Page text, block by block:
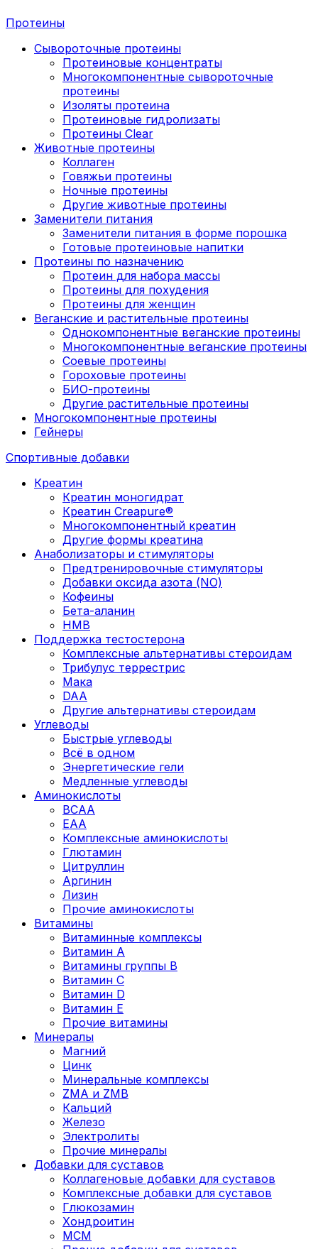
Протеины
Сывороточные протеины
Протеиновые концентраты
Многокомпонентные сывороточные
протеины
Изоляты протеина
Протеиновые гидролизаты
Протеины Clear
Животные протеины
Коллаген
Говяжьи протеины
Ночные протеины
Другие животные протеины
Заменители питания
Заменители питания в форме порошка
Готовые протеиновые напитки
Протеины по назначению
Протеин для набора массы
Протеины для похудения
Протеины для женщин
Веганские и растительные протеины
Однокомпонентные веганские протеины
Многокомпонентные веганские протеины
Соевые протеины
Гороховые протеины
БИО-протеины
Другие растительные протеины
Многокомпонентные протеины
Гейнеры
Спортивные добавки
Креатин
Креатин моногидрат
Креатин Creapure®
Многокомпонентный креатин
Другие формы креатина
Анаболизаторы и стимуляторы
Предтренировочные стимуляторы
Добавки оксида азота (NO)
Кофеины
Бета-аланин
HMB
Поддержка тестостерона
Комплексные альтернативы стероидам
Трибулус террестрис
Мака
DAA
Другие альтернативы стероидам
Углеводы
Быстрые углеводы
Всё в одном
Энергетические гели
Медленные углеводы
Аминокислоты
BCAA
EAA
Комплексные аминокислоты
Глютамин
Цитруллин
Аргинин
Лизин
Прочие аминокислоты
Витамины
Витаминные комплексы
Витамин А
Витамины группы В
Витамин C
Витамин D
Витамин Е
Прочие витамины
Минералы
Магний
Цинк
Минеральные комплексы
ZMA и ZMB
Кальций
Железо
Электролиты
Прочие минералы
Добавки для суставов
Коллагеновые добавки для суставов
Комплексные добавки для суставов
Глюкозамин
Хондроитин
MCM